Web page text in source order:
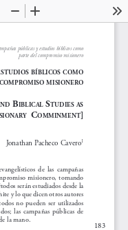
Zoom
183
parte del compromiso misionero
bíbliCos Como
Compromiso misionero
bibliCal studies as
  C
omminment]
Jonathan Pacheco Cavero1
de  las  campañas
misionero,  tomando
serán estudiados desde la
y lo que dicen otros autores
no  pueden  ser  utilizados
las  campañas  públicas  de
la mano.